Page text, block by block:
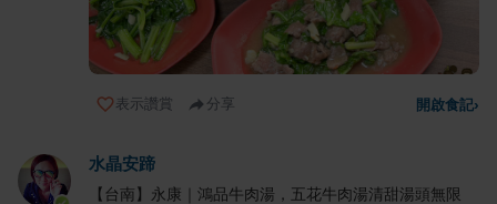
表示讚賞 分享 開啟食記›
水晶安蹄
【台南】永康｜鴻品牛肉湯，五花牛肉湯清甜湯頭無限